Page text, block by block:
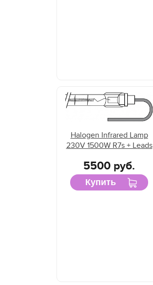
Halogen Infrared Lamp
230V 1500W R7s + Leads
5500 руб.
Купить